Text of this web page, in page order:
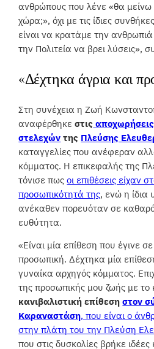
ανθρώπους που λένε «θα
χώρα;», όχι με τις ίδιες
είναι να κρατάμε την
την Πολιτεία να βρει λύσεις»,
«Δέχτηκα άγρια και
Στη συνέχεια η Ζωή
αναφέρθηκεστις αποχωρήσεις
στελεχών της Πλεύσης
καταγγελίες που ανέφεραν
κόμματος. Η επικεφαλής της
τόνισε πωςοι επιθέσεις είχαν
προσωπικότητά της, ενώ η ίδια
ανέκαθεν πορευόταν σε
ευθύτητα.
«Είναι μία επίθεση που έγινε
προσωπική. Δέχτηκα μία
γυναίκα αρχηγός κόμματος.
της προσωπικής μου ζωής με
κανιβαλιστική επίθεσηστον
Καραναστάση, που είναι ο
στην πλάτη του την Πλεύση
που στις δυσκολίες βρήκε